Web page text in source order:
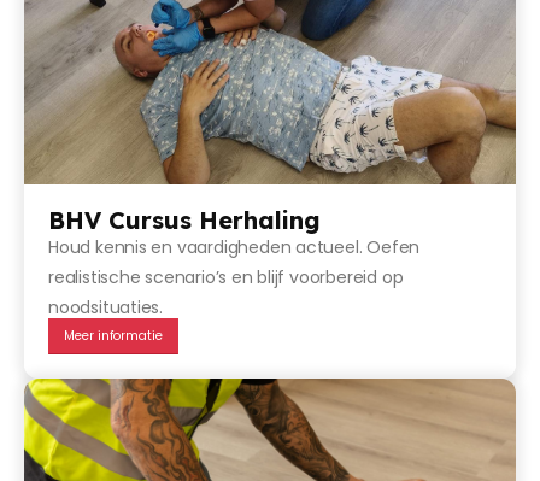
BHV Cursus Herhaling
Houd kennis en vaardigheden actueel. Oefen
realistische scenario’s en blijf voorbereid op
noodsituaties.
Meer informatie